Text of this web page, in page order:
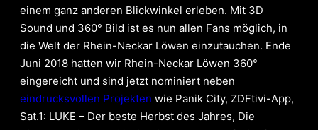
einem ganz anderen Blickwinkel erleben. Mit 3D
Sound und 360° Bild ist es nun allen Fans möglich, in
die Welt der Rhein-Neckar Löwen einzutauchen. Ende
Juni 2018 hatten wir Rhein-Neckar Löwen 360°
eingereicht und sind jetzt nominiert neben
eindrucksvollen Projekten wie Panik City, ZDFtivi-App,
Sat.1: LUKE – Der beste Herbst des Jahres, Die